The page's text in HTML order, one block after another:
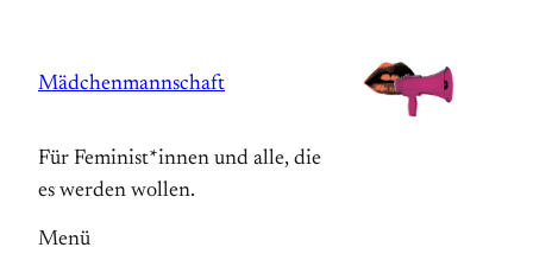
springen
Mädchenmannschaft
Für Feminist*innen und alle, die
es werden wollen.
Menü